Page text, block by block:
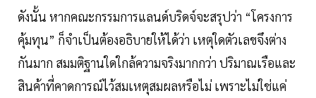
ดังนั้น หากคณะกรรมการแลนด์บริดจ์จะสรุปว่า “โครงการ
คุ้มทุน” ก็จำเป็นต้องอธิบายให้ได้ว่า เหตุใดตัวเลขจึงต่าง
กันมาก สมมติฐานใดใกล้ความจริงมากกว่า ปริมาณเรือและ
สินค้าที่คาดการณ์ไว้สมเหตุสมผลหรือไม่ เพราะไม่ใช่แค่